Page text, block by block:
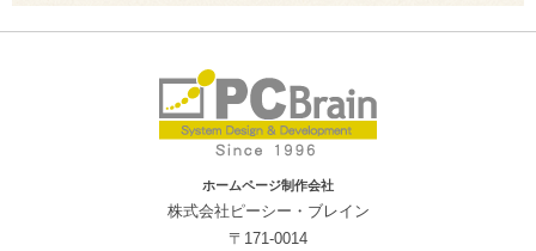
ホームページ制作会社
株式会社ピーシー・ブレイン
〒171-0014